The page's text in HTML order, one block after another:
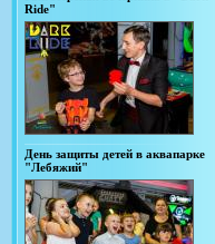
Ride"
День защиты детей в аквапарке
"Лебяжий"